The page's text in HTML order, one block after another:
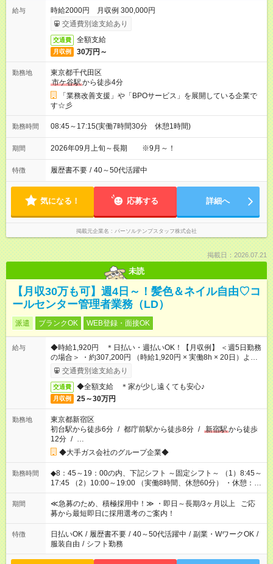
給与
時給2000円 月収例 300,000円
交通費別途支給あり
交通費 全額支給
月収例 30万円～
勤務地
東京都千代田区
市ケ谷駅から徒歩4分
「業務改善支援」や「BPOサービス」を展開している企業で
す☆彡
勤務時間 08:45～17:15(実働7時間30分 休憩1時間)
期間 2026年09月上旬～長期 ※9月～！
特徴 履歴書不要 / 40～50代活躍中
気になる！ 応募する 詳細へ
掲載元企業名 パーソルテンプスタッフ株式会社
掲載日：2026.07.21
未読
【月収30万も可】週4日～！髪色＆ネイル自由♡コ
ールセンター管理者業務（LD）
派遣 ブランクOK WEB登録・面接OK
給与
◆時給1,920円 ＊日払い・週払いOK！【月収例】 ＜週5日勤務
の場合＞ ・約307,200円 （時給1,920円 × 実働8h × 20日）より
変動交通費別途支給あり
交通費 ◆全額支給 ＊家が少し遠くても安心♪
月収例 25～30万円
勤務地
東京都新宿区
初台駅から徒歩6分 / 都庁前駅から徒歩8分 / 新宿駅から徒歩
12分 / …
◆大手ガス会社のグループ企業◆
勤務時間
◆8：45～19：00の内、下記シフト ～固定シフト～ （1）8:45～
17:45 （2）10:00～19:00 （実働8時間、休憩60分） ・休憩：
13:00～14:00
期間
≪急募のため、積極採用中！≫ ・即日～長期/3ヶ月以上 ご応
募から最短即日に採用選考のご案内！
特徴 日払いOK / 履歴書不要 / 40～50代活躍中 / 副業・WワークOK /
服装自由 / シフト勤務